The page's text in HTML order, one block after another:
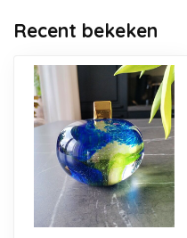
Recent bekeken